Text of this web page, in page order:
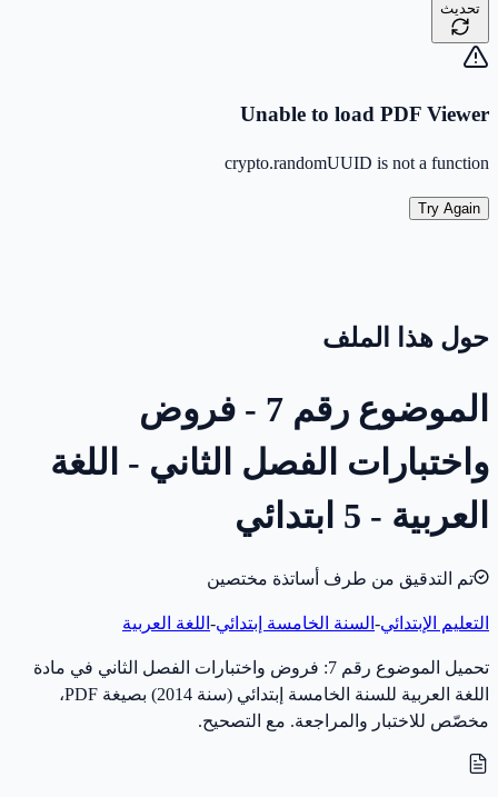
تحديث
Unable to load PDF Viewer
crypto.randomUUID is not a function
Try Again
حول هذا الملف
الموضوع رقم 7 - فروض
واختبارات الفصل الثاني - اللغة
العربية - 5 ابتدائي
تم التدقيق من طرف أساتذة مختصين
التعليم الإبتدائي- السنة الخامسة إبتدائي- اللغة العربية
تحميل الموضوع رقم 7: فروض واختبارات الفصل الثاني في مادة
اللغة العربية للسنة الخامسة إبتدائي (سنة 2014) بصيغة PDF،
مخصّص للاختبار والمراجعة. مع التصحيح.